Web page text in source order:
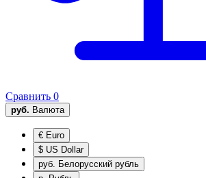
Сравнить 0
руб. Валюта
€ Euro
$ US Dollar
руб. Белорусский рубль